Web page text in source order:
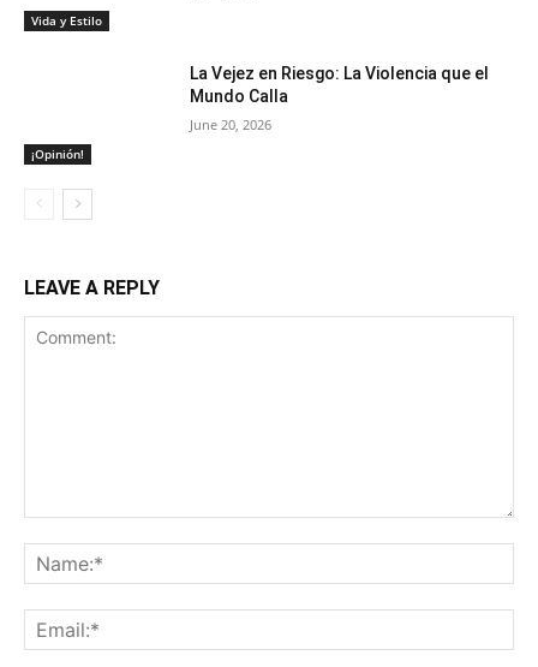
Vida y Estilo
¡Opinión!
La Vejez en Riesgo: La Violencia que el
Mundo Calla
June 20, 2026
LEAVE A REPLY